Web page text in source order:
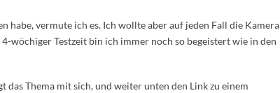
habe, vermute ich es. Ich wollte aber auf jeden Fall die Kamera
wöchiger Testzeit bin ich immer noch so begeistert wie in den
Thema mit sich, und weiter unten den Link zu einem